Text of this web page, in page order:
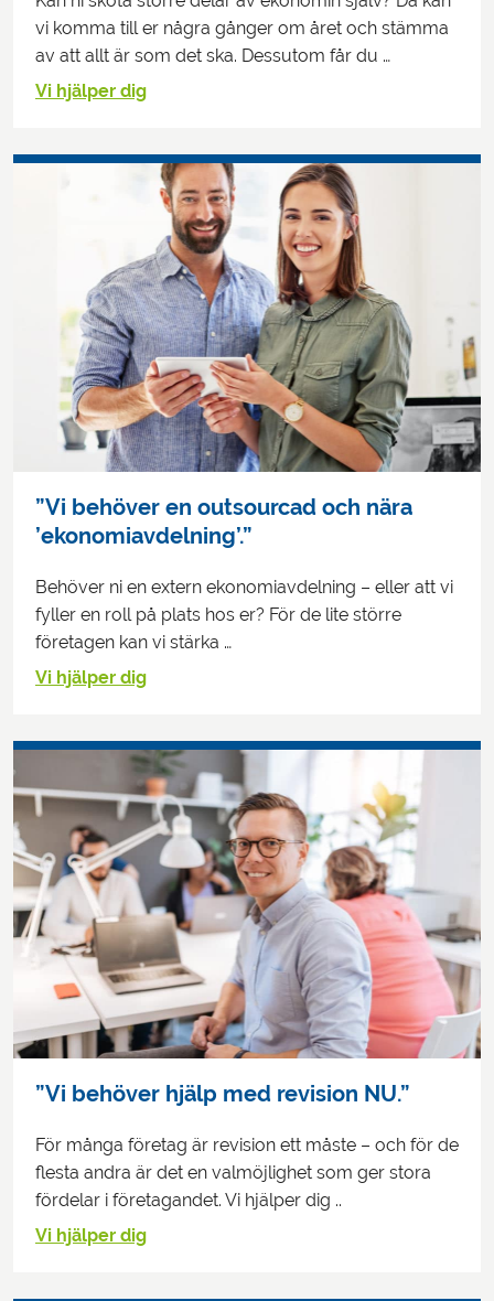
vi komma till er några gånger om året och stämma
av att allt är som det ska. Dessutom får du …
Vi hjälper dig
”Vi behöver en outsourcad och nära
’ekonomiavdelning’.”
Behöver ni en extern ekonomiavdelning – eller att vi
fyller en roll på plats hos er? För de lite större
företagen kan vi stärka …
Vi hjälper dig
”Vi behöver hjälp med revision NU.”
För många företag är revision ett måste – och för de
flesta andra är det en valmöjlighet som ger stora
fördelar i företagandet. Vi hjälper dig ..
Vi hjälper dig